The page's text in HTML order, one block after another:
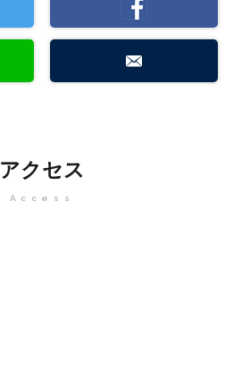
アクセス
Access